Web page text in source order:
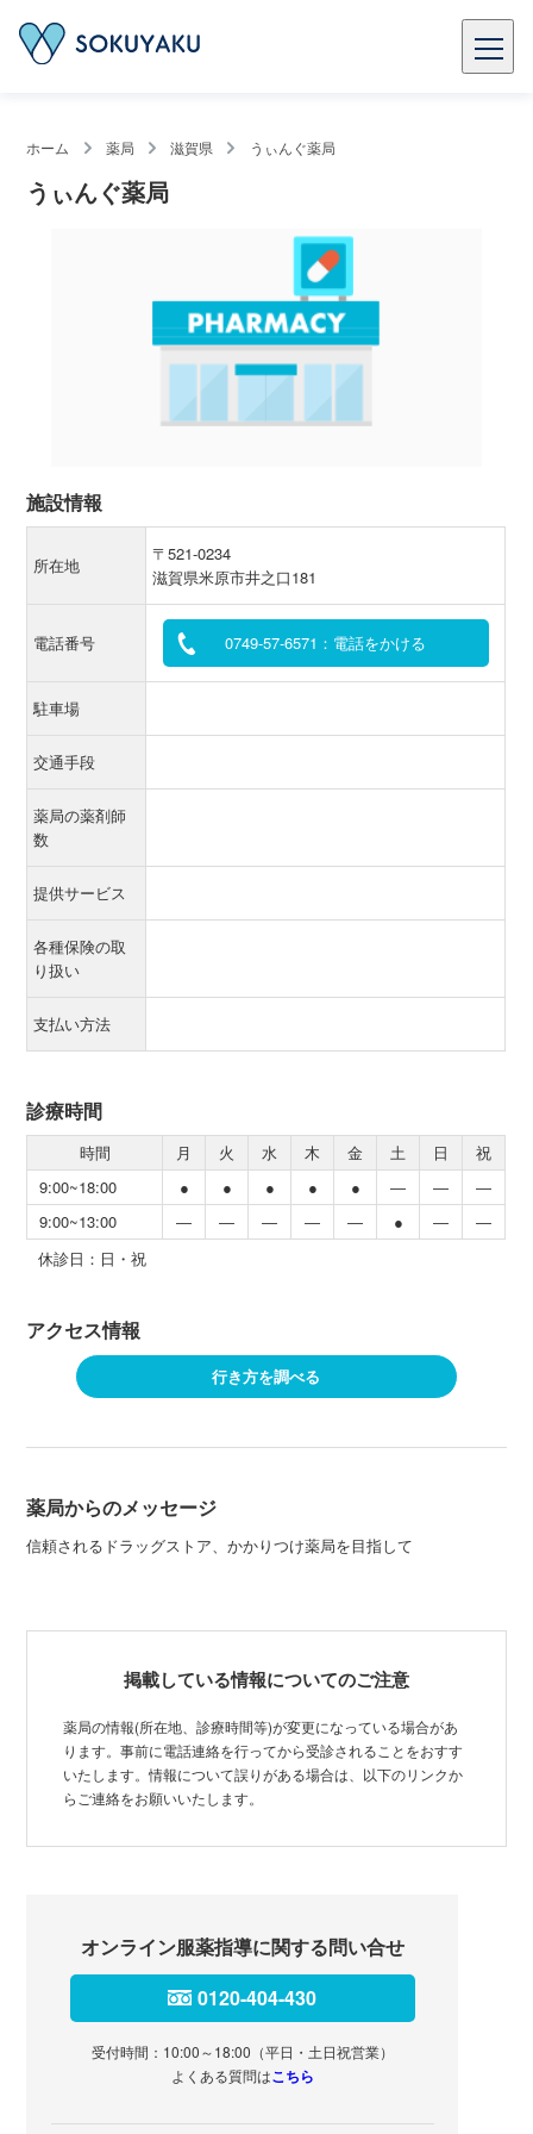
ホーム 薬局 滋賀県 うぃんぐ薬局
うぃんぐ薬局
施設情報
所在地
〒521-0234
滋賀県米原市井之口181
電話番号 0749-57-6571：電話をかける
駐車場
交通手段
薬局の薬剤師
数
提供サービス
各種保険の取
り扱い
支払い方法
診療時間
時間 月 火 水 木 金 土 日
祝
9:00~18:00
● ● ● ● ● ― ―
―
9:00~13:00
― ― ― ― ― ● ―
―
休診日：日・祝
アクセス情報
行き方を調べる
薬局からのメッセージ
信頼されるドラッグストア、かかりつけ薬局を目指して
掲載している情報についてのご注意
薬局の情報(所在地、診療時間等)が変更になっている場合があ
ります。事前に電話連絡を行ってから受診されることをおすす
いたします。情報について誤りがある場合は、以下のリンクか
らご連絡をお願いいたします。
オンライン服薬指導に関する問い合せ
0120-404-430
受付時間：10:00～18:00（平日・土日祝営業）
よくある質問はこちら